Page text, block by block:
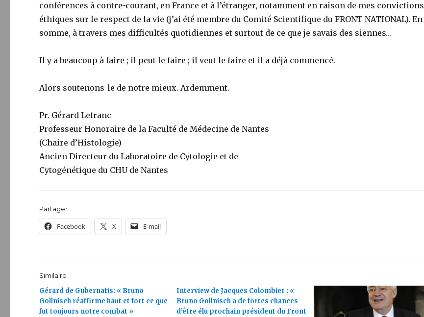
conférences à contre-courant, en France et à l’étranger, notamment en raison de mes convictions
éthiques sur le respect de la vie (j’ai été membre du Comité Scientifique du FRONT NATIONAL). En
somme, à travers mes difficultés quotidiennes et surtout de ce que je savais des siennes…
Il y a beaucoup à faire ; il peut le faire ; il veut le faire et il a déjà commencé.
Alors soutenons-le de notre mieux. Ardemment.
Pr. Gérard Lefranc
Professeur Honoraire de la Faculté de Médecine de Nantes
(Chaire d’Histologie)
Ancien Directeur du Laboratoire de Cytologie et de
Cytogénétique du CHU de Nantes
Partager :
Facebook X E-mail
Similaire
Gérard de Gubernatis: « Bruno
Gollnisch réaffirme haut et fort ce que
fut toujours notre combat »
Interview de Jacques Colombier : «
Bruno Gollnisch a de fortes chances
d’être élu prochain président du Front